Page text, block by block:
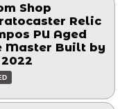
Shop
Relic
PU Aged
Master Built by